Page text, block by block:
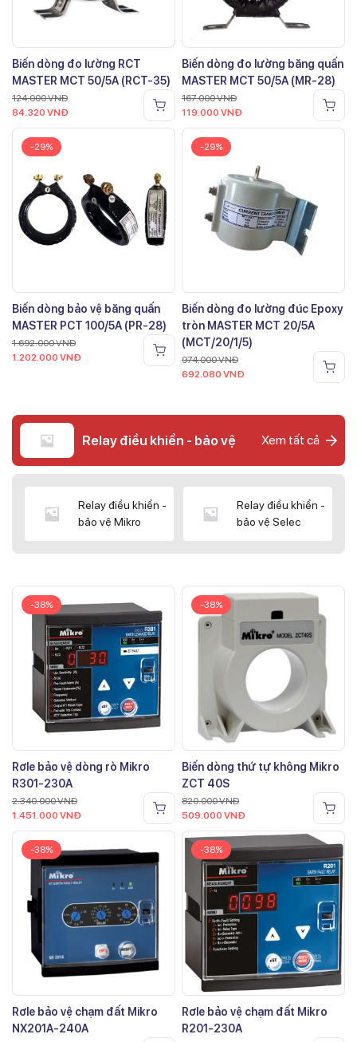
Biến dòng đo lường RCT
MASTER MCT 50/5A (RCT-35)
124.000VNĐ
84.320 VNĐ
Biến dòng đo lường băng quấn
MASTER MCT 50/5A (MR-28)
167.000VNĐ
119.000 VNĐ
-29%
Biến dòng bảo vệ băng quấn
MASTER PCT 100/5A (PR-28)
1.692.000VNĐ
1.202.000 VNĐ
-29%
Biến dòng đo lường đúc Epoxy
tròn MASTER MCT 20/5A
(MCT/20/1/5)
974.000VNĐ
692.080 VNĐ
Relay điều khiển - bảo vệ Xem tất cả
Relay điều khiển -
bảo vệ Mikro
Relay điều khiển -
bảo vệ Selec
-38%
Rơle bảo vệ dòng rò Mikro
R301-230A
2.340.000VNĐ
1.451.000 VNĐ
-38%
Biến dòng thứ tự không Mikro
ZCT 40S
820.000VNĐ
509.000 VNĐ
-38%
Rơle bảo vệ chạm đất Mikro
NX201A-240A
-38%
Rơle bảo vệ chạm đất Mikro
R201-230A